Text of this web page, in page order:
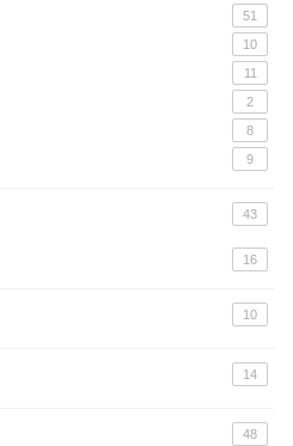
51
10
11
2
8
9
43
16
10
14
48